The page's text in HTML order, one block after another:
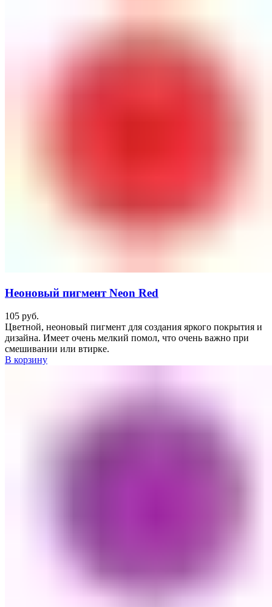
Неоновый пигмент Neon Red
105 руб.
Цветной, неоновый пигмент для создания яркого покрытия и
дизайна. Имеет очень мелкий помол, что очень важно при
смешивании или втирке.
В корзину